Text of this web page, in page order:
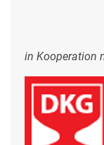
in Kooperation